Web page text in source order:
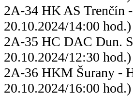
2A-34 HK AS
20.10.2024/14:00
2A-35 HC DAC
20.10.2024/12:30
2A-36 HKM
20.10.2024/16:00